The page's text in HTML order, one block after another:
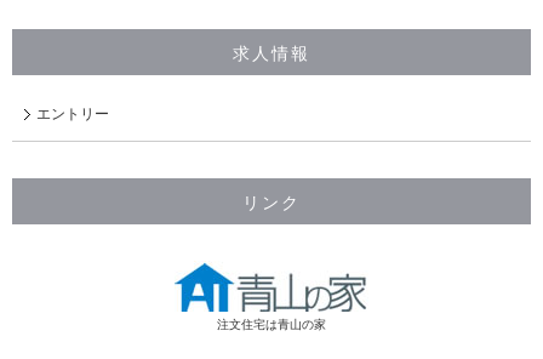
求人情報
エントリー
リンク
注文住宅は青山の家